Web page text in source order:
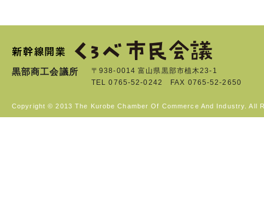
黒部商工会議所
〒938-0014 富山県黒部市植木23-1
TEL 0765-52-0242 FAX 0765-52-2650
Copyright © 2013 The Kurobe Chamber Of Commerce And Industry. All